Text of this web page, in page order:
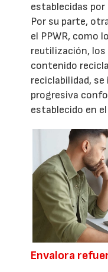
establecidas
Por su parte,
el PPWR, como
reutilización,
contenido
reciclabilidad,
progresiva
establecido en
Envalora